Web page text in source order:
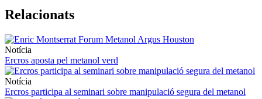
Relacionats
Notícia
Ercros aposta pel metanol verd
Notícia
Ercros participa al seminari sobre manipulació segura del metanol